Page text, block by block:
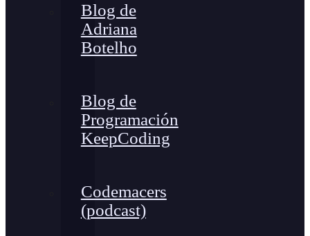
Blog de
Adriana
Botelho
Blog de
Programación
KeepCoding
Codemacers
(podcast)